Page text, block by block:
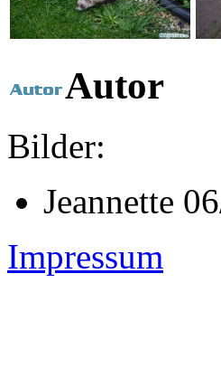
Autor
Bilder:
Jeannette
Impressum